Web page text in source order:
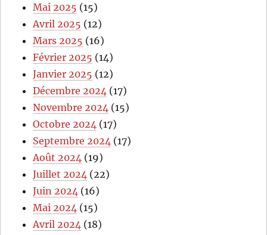
Mai 2025 (15)
Avril 2025 (12)
Mars 2025 (16)
Février 2025 (14)
Janvier 2025 (12)
Décembre 2024 (17)
Novembre 2024 (15)
Octobre 2024 (17)
Septembre 2024 (17)
Août 2024 (19)
Juillet 2024 (22)
Juin 2024 (16)
Mai 2024 (15)
Avril 2024 (18)